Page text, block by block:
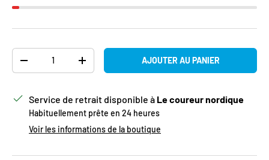
DIMINUER LA QUANTITÉAUGMENTER LA QUANTITÉAJOUTER AU PANIER
Service de retrait disponible à Le coureur nordique
Habituellement prête en 24 heures
Voir les informations de la boutique